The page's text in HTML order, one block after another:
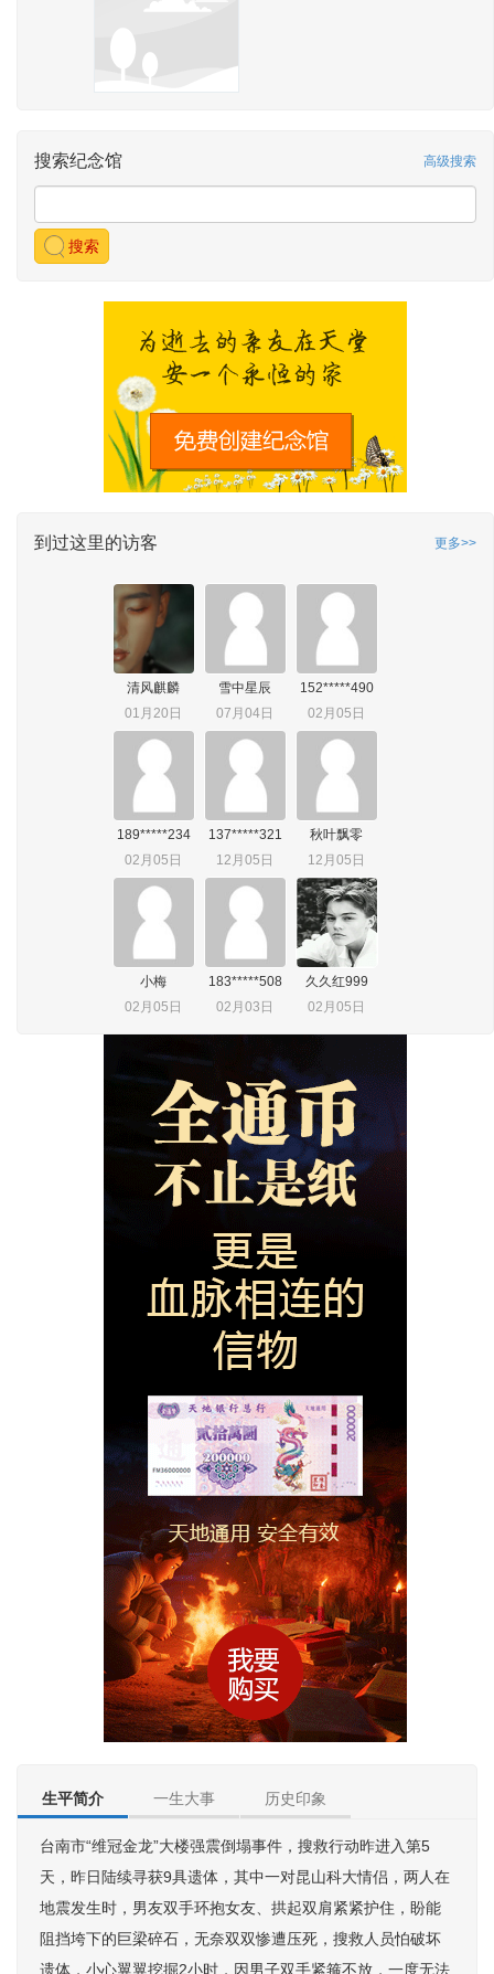
搜索纪念馆 高级搜索
搜索
到过这里的访客 更多>>
清风麒麟
01月20日
雪中星辰
07月04日
152*****490
02月05日
189*****234
02月05日
137*****321
12月05日
秋叶飘零
12月05日
小梅
02月05日
183*****508
02月03日
久久红999
02月05日
生平简介 一生大事 历史印象
台南市“维冠金龙”大楼强震倒塌事件，搜救行动昨进入第5
天，昨日陆续寻获9具遗体，其中一对昆山科大情侣，两人在
地震发生时，男友双手环抱女友、拱起双肩紧紧护住，盼能
阻挡垮下的巨梁碎石，无奈双双惨遭压死，搜救人员怕破坏
遗体，小心翼翼挖掘2小时，因男子双手紧箍不放，一度无法